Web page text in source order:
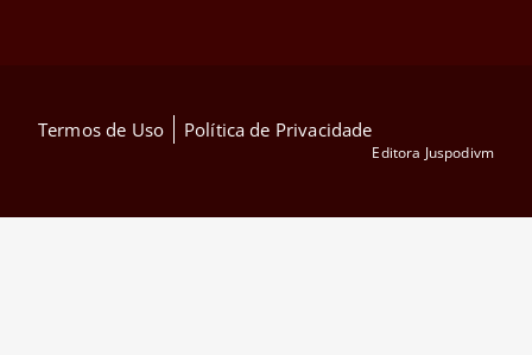
Termos de Uso Política de Privacidade
Editora Juspodivm